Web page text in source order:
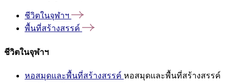
ชีวิตในจุฬาฯ
พื้นที่สร้างสรรค์
ชีวิตในจุฬาฯ
หอสมุดและพื้นที่สร้างสรรค์ หอสมุดและพื้นที่สร้างสรรค์